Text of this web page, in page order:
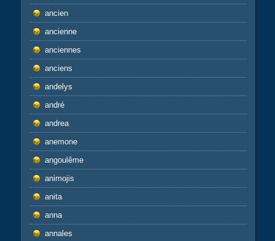
ancien
ancienne
anciennes
anciens
andelys
andré
andrea
anemone
angoulême
animojis
anita
anna
annales